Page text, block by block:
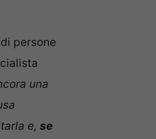
persone
una
e, se